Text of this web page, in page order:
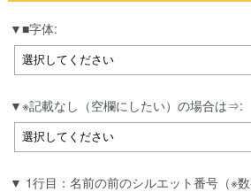
LINEのアカウントを使って簡単に会員登録＆ログイ
■字体:
※記載なし（空欄にしたい）の場合は⇒:
1行目：名前の前のシルエット番号（※